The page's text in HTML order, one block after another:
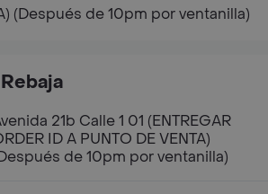
(Después de 10pm por ventanilla)
21b Calle 1 01 (ENTREGAR
ID A PUNTO DE VENTA)
de 10pm por ventanilla)